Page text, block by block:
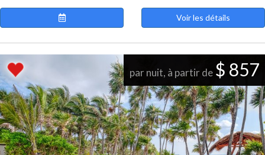
Voir les détails
par nuit, à partir de $ 857